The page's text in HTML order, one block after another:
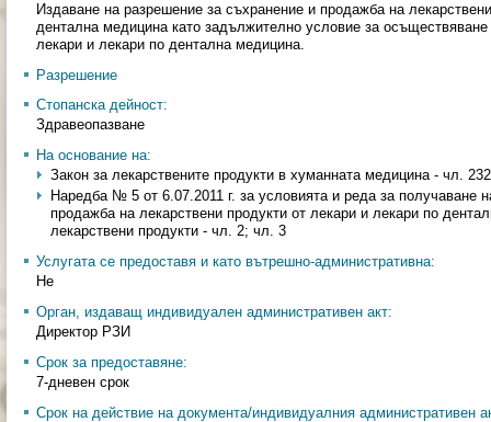
Издаване на разрешение за съхранение и продажба на
дентална медицина като задължително условие за осъществяване
лекари и лекари по дентална медицина.
Разрешение
Стопанска дейност:
Здравеопазване
На основание на:
Закон за лекарствените продукти в хуманната медицина - чл. 232
Наредба № 5 от 6.07.2011 г. за условията и реда за получаване
продажба на лекарствени продукти от лекари и лекари по
лекарствени продукти - чл. 2; чл. 3
Услугата се предоставя и като вътрешно-административна:
Не
Орган, издаващ индивидуален административен акт:
Директор РЗИ
Срок за предоставяне:
7-дневен срок
Срок на действие на документа/индивидуалния административен